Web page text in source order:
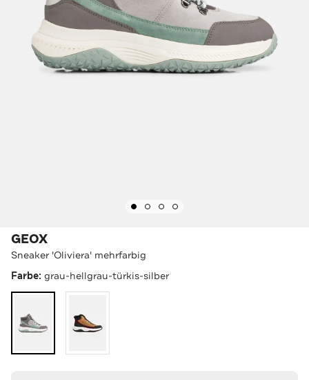
GEOX
Sneaker 'Oliviera' mehrfarbig
Farbe: grau-hellgrau-türkis-silber